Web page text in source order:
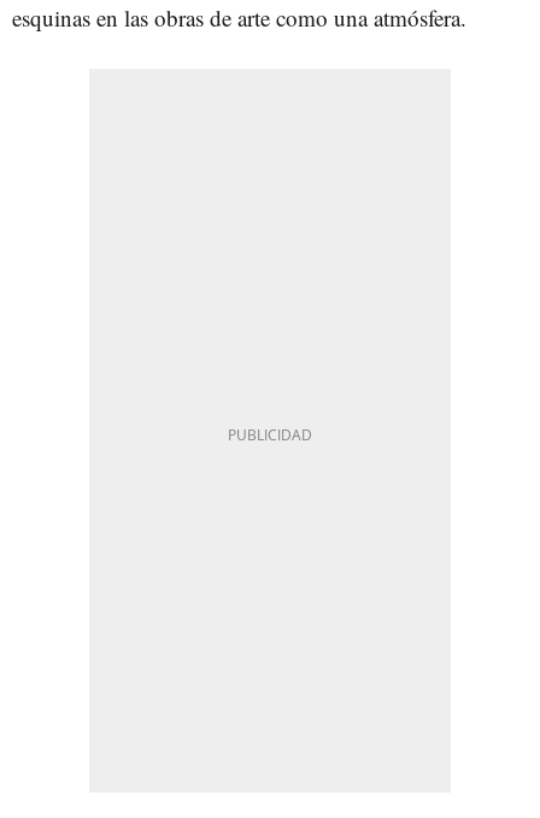
esquinas en las obras de arte como una atmósfera.